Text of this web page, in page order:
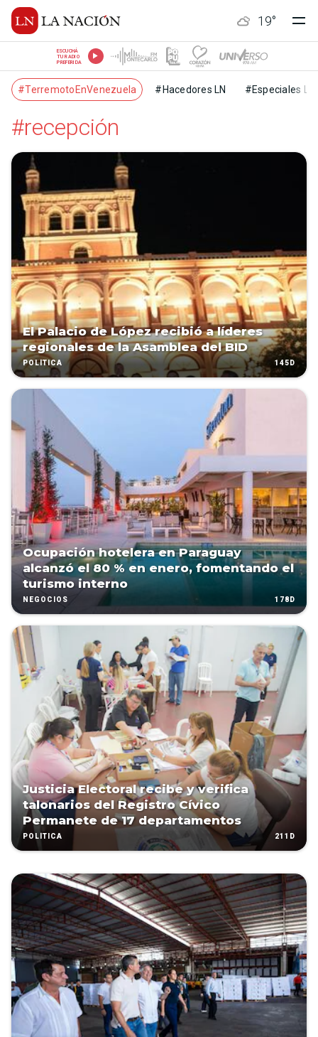
19°
ESCUCHÁ
TU RADIO
PREFERIDA
#TerremotoEnVenezuela #Hacedores LN #Especiales LN
#recepción
El Palacio de López recibió a líderes
regionales de la Asamblea del BID
POLÍTICA 145D
Ocupación hotelera en Paraguay
alcanzó el 80 % en enero, fomentando el
turismo interno
NEGOCIOS 178D
Justicia Electoral recibe y verifica
talonarios del Registro Cívico
Permanete de 17 departamentos
POLÍTICA 211D